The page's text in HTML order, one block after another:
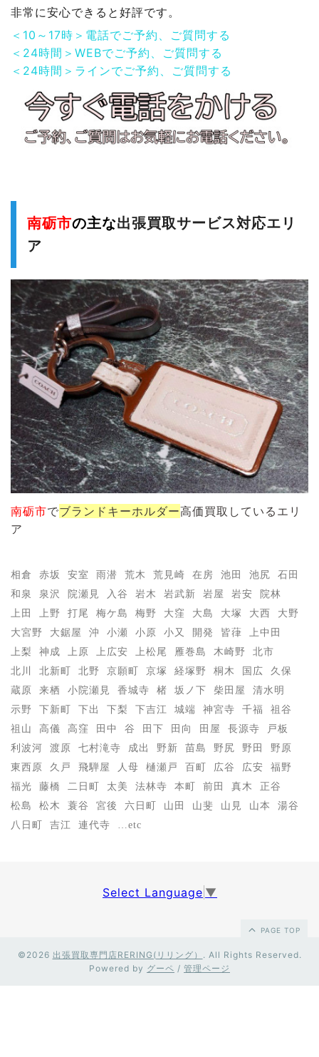
非常に安心できると好評です。
＜10～17時＞電話でご予約、ご質問する
＜24時間＞WEBでご予約、ご質問する
＜24時間＞ラインでご予約、ご質問する
南砺市の主な出張買取サービス対応エリ
ア
南砺市でブランドキーホルダー高価買取しているエリ
ア
相倉 赤坂 安室 雨潜 荒木 荒見崎 在房 池田 池尻
石田
和泉
泉沢 院瀬見 入谷 岩木 岩武新 岩屋 岩安
院林
上田
上野 打尾 梅ケ島 梅野 大窪 大島 大塚 大西
大野
大宮野
大鋸屋 沖 小瀬 小原 小又 開発 皆葎
上中田
上梨
神成 上原 上広安 上松尾 雁巻島 木崎野
北市
北川
北新町 北野 京願町 京塚 経塚野 桐木 国広
久保
蔵原
来栖 小院瀬見 香城寺 楮 坂ノ下 柴田屋
清水明
示野
下新町 下出 下梨 下吉江 城端 神宮寺 千福
祖谷
祖山
高儀 高窪 田中 谷 田下 田向 田屋 長源寺
戸板
利波河
渡原 七村滝寺 成出 野新 苗島 野尻 野田
野原
東西原
久戸 飛騨屋 人母 樋瀬戸 百町 広谷 広安
福野
福光
藤橋 二日町 太美 法林寺 本町 前田 真木
正谷
松島
松木 蓑谷 宮後 六日町 山田 山斐 山見 山本
湯谷
八日町
吉江 連代寺 …etc
Select Language ▼
PAGE TOP
©2026 出張買取専門店RERING(リリング） . All Rights Reserved.
Powered by グーペ / 管理ページ